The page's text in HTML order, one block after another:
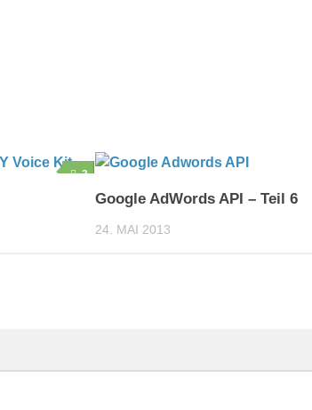
3
Google AdWords API – Teil 6
24. MAI 2013